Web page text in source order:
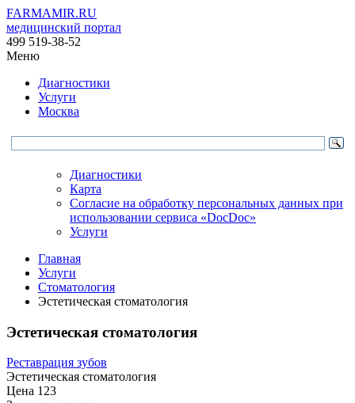
FARMAMIR.RU
медицинский портал
499 519-38-52
Меню
Диагностики
Услуги
Москва
Диагностики
Карта
Согласие на обработку персональных данных при
использовании сервиса «DocDoc»
Услуги
Главная
Услуги
Стоматология
Эстетическая стоматология
Эстетическая стоматология
Реставрация зубов
Эстетическая стоматология
Цена 123